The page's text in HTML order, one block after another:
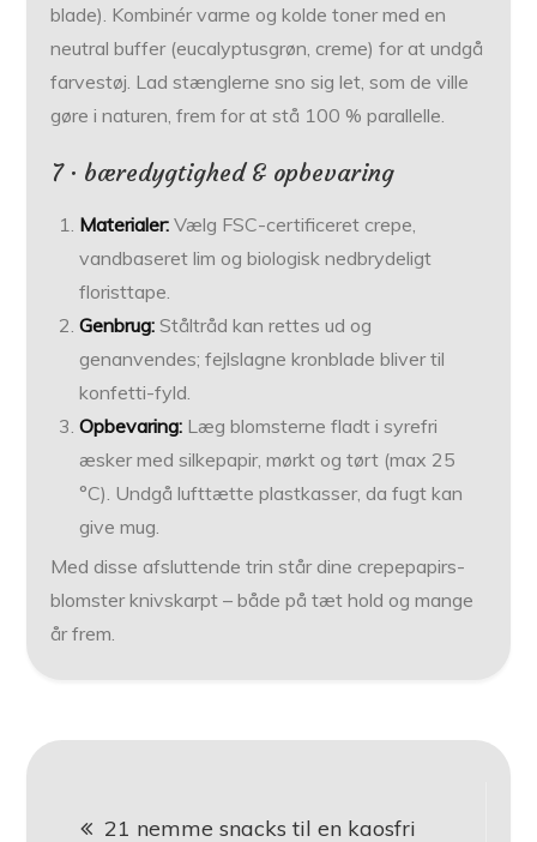
blade). Kombinér varme og kolde toner med en
neutral buffer (eucalyptus­grøn, creme) for at undgå
farve­støj. Lad stænglerne sno sig let, som de ville
gøre i naturen, frem for at stå 100 % parallelle.
7 · bæredygtighed & opbevaring
Materialer: Vælg FSC-certificeret crepe,
vandbaseret lim og biologisk ned­brydeligt
floristtape.
Genbrug: Ståltråd kan rettes ud og
genanvendes; fejlslagne kronblade bliver til
konfetti-fyld.
Opbevaring: Læg blomsterne fladt i syrefri
æsker med silkepapir, mørkt og tørt (max 25
°C). Undgå lufttætte plastkasser, da fugt kan
give mug.
Med disse afsluttende trin står dine crepepapirs­
blomster knivskarpt – både på tæt hold og mange
år frem.
21 nemme snacks til en kaosfri